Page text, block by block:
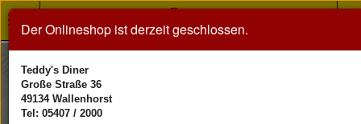
Der Onlineshop ist derzeit geschlossen.
Teddy's Diner
Große Straße 36
49134 Wallenhorst
Tel: 05407 / 2000
navigation